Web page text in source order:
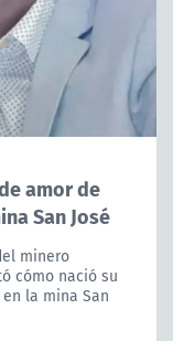
amor de
San José
minero
cómo nació su
la mina San